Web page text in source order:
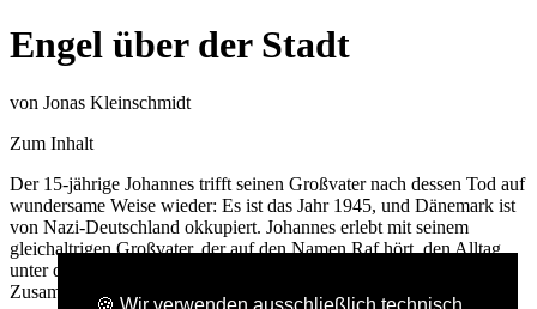
Engel über der Stadt
von Jonas Kleinschmidt
Zum Inhalt
Der 15-jährige Johannes trifft seinen Großvater nach dessen Tod auf
wundersame Weise wieder: Es ist das Jahr 1945, und Dänemark ist
von Nazi-Deutschland okkupiert. Johannes erlebt mit seinem
gleichaltrigen Großvater, der auf den Namen Raf hört, den Alltag
unter der Besatzung hautnah mit und erfährt Freundschaft und
Zusammenhalt, aber auch Ängste und Repressalien. Eines Tages